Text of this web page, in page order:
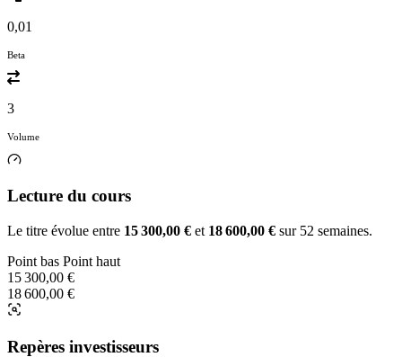
0,01
Beta
3
Volume
Lecture du cours
Le titre évolue entre 15 300,00 € et 18 600,00 € sur 52 semaines.
Point bas Point haut
15 300,00 €
18 600,00 €
Repères investisseurs